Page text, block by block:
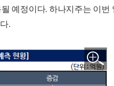
예정이다. 하나지주는 이번
.